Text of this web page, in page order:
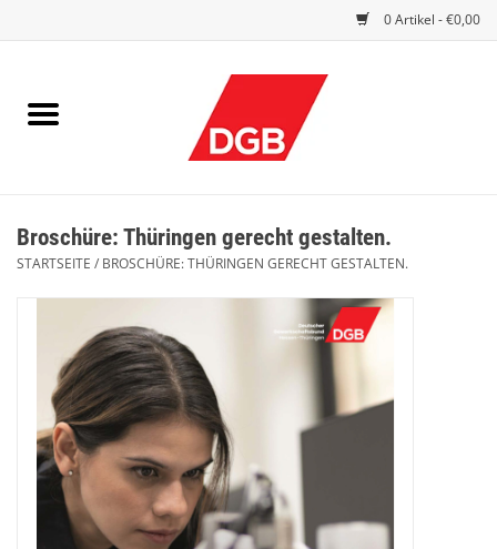
0 Artikel - €0,00
EINBLICK
DGB FRAUEN
DGB JUGEND
WERBEMITTEL / GIVE AWAYS
HANDWERK
Broschüre: Thüringen gerecht gestalten.
STARTSEITE / BROSCHÜRE: THÜRINGEN GERECHT GESTALTEN.